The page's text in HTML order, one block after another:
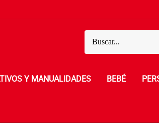
Y MANUALIDADES BEBÉ